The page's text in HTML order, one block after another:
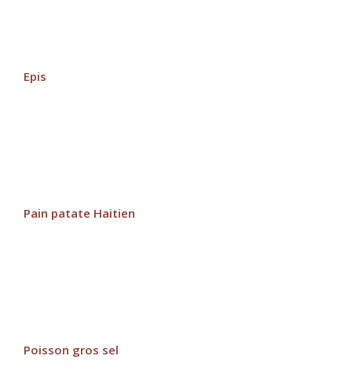
Epis
Pain patate Haitien
Poisson gros sel